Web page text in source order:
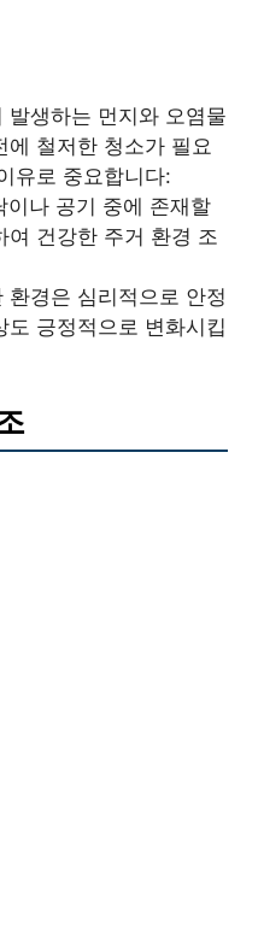
발생하는 먼지와 오염물
에 철저한 청소가 필요
유로 중요합니다:
이나 공기 중에 존재할
여 건강한 주거 환경 조
환경은 심리적으로 안정
긍정적으로 변화시킵